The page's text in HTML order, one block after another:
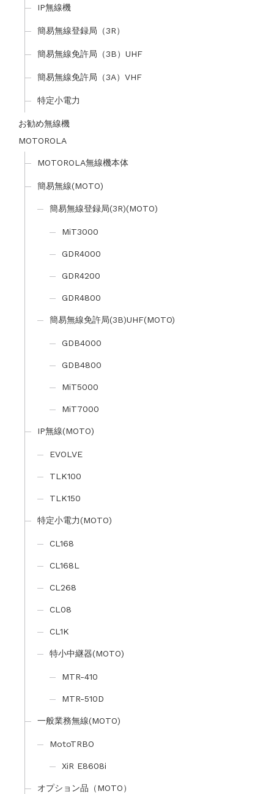
IP無線機
簡易無線登録局（3R）
簡易無線免許局（3B）UHF
簡易無線免許局（3A）VHF
特定小電力
お勧め無線機
MOTOROLA
MOTOROLA無線機本体
簡易無線(MOTO)
簡易無線登録局(3R)(MOTO)
MiT3000
GDR4000
GDR4200
GDR4800
簡易無線免許局(3B)UHF(MOTO)
GDB4000
GDB4800
MiT5000
MiT7000
IP無線(MOTO)
EVOLVE
TLK100
TLK150
特定小電力(MOTO)
CL168
CL168L
CL268
CL08
CL1K
特小中継器(MOTO)
MTR-410
MTR-510D
一般業務無線(MOTO)
MotoTRBO
XiR E8608i
オプション品（MOTO）